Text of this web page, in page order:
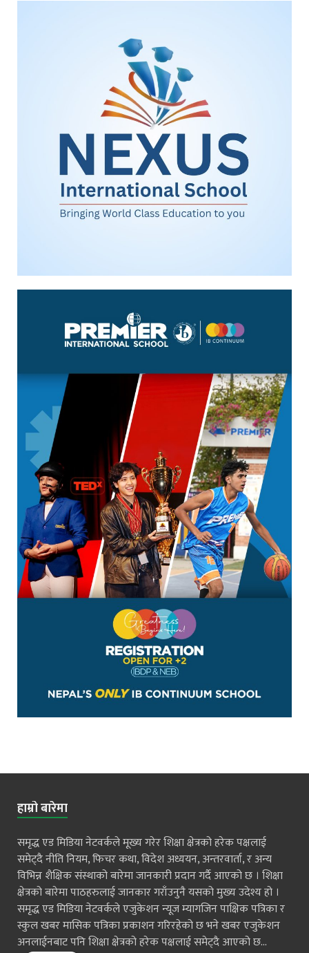
हाम्रो बारेमा
समृद्ध एड मिडिया नेटवर्कले मूख्य गरेर शिक्षा क्षेत्रको हरेक पक्षलाई
समेट्दै नीति नियम, फिचर कथा, विदेश अध्ययन, अन्तरवार्ता, र अन्य
विभिन्न शैक्षिक संस्थाको बारेमा जानकारी प्रदान गर्दै आएको छ । शिक्षा
क्षेत्रको बारेमा पाठहरुलाई जानकार गराँउनुनै यसको मुख्य उदेश्य हो ।
समृद्ध एड मिडिया नेटवर्कले एजुकेशन न्यूज म्यागजिन पाक्षिक पत्रिका र
स्कुल खबर मासिक पत्रिका प्रकाशन गरिरहेको छ भने खबर एजुकेशन
अनलाईनबाट पनि शिक्षा क्षेत्रको हरेक पक्षलाई समेट्दै आएको छ...